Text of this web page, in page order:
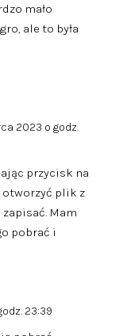
mało
ale to była
2023 o godz.
przycisk na
plik z
Mam
pobrać i
23:39